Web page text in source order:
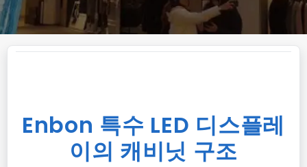
Enbon 특수 LED 디스플레
이의 캐비닛 구조